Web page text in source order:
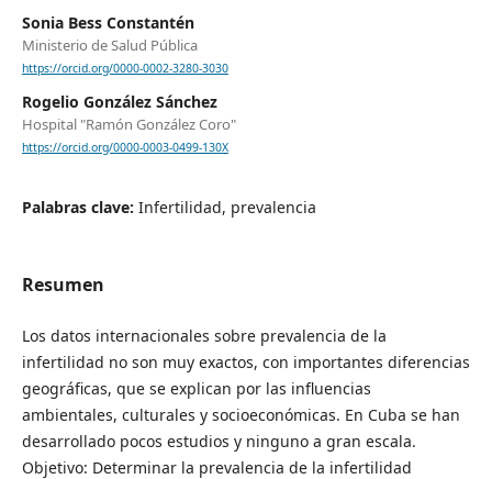
Sonia Bess Constantén
Ministerio de Salud Pública
https://orcid.org/0000-0002-3280-3030
Rogelio González Sánchez
Hospital "Ramón González Coro"
https://orcid.org/0000-0003-0499-130X
Palabras clave: Infertilidad, prevalencia
Resumen
Los datos internacionales sobre prevalencia de la
infertilidad no son muy exactos, con importantes diferencias
geográficas, que se explican por las influencias
ambientales, culturales y socioeconómicas. En Cuba se han
desarrollado pocos estudios y ninguno a gran escala.
Objetivo: Determinar la prevalencia de la infertilidad